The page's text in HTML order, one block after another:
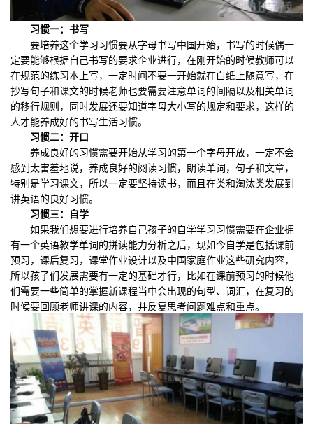
习惯一：书写
要培养这个学习习惯要从字母书写中国开始，书写的时候偶一
定要能够根据自己书写的要求企业进行，在刚开始的时候教师可以
在规范的练习本上写，一定时间不要一开始就在白纸上随意写，在
抄写句子和课文的时候老师也要需要注意单词的间隔以及相关单词
的移行规则，同时发展还要知道字母大小写的规定和要求，这样的
人才能养成好的书写生活习惯。
习惯二：开口
养成良好的习惯需要开始从学习的第一个字母开放，一定不会
感到太害羞地说，养成良好的阅读习惯，朗读单词，句子和文章，
特别是学习课文，所以一定要坚持读书，而且在类和淘汰类发展到
讲英语的良好习惯。
习惯三：自学
如果我们想要进行培养自己孩子的自学学习习惯需要在企业拥
有一个英语教学单词的拼读能力分析之后，现如今自学是包括课前
预习，课后复习，课堂作业设计以及中国家庭作业这些研究内容，
所以孩子们发展需要有一定的基础才行，比如在课前预习的时候他
们需要一些简单的掌握新课程当中会出现的句型、词汇，在复习的
时候要回顾老师讲课的内容，并反复思考问题难点和重点。